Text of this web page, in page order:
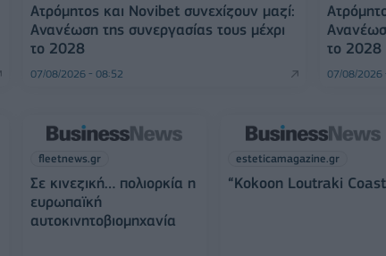
Ατρόμητος και Novibet συνεχίζουν μαζί:
Ανανέωση της συνεργασίας τους μέχρι
το 2028
07/08/2026 - 08:52
το 2028
07/08/2026
fleetnews.gr
Σε κινεζική… πολιορκία η
ευρωπαϊκή
αυτοκινητοβιομηχανία
esteticamagazine.gr
“Kokoon Loutraki